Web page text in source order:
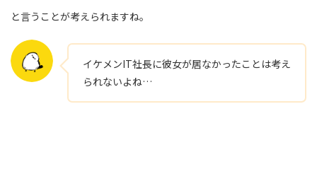
と言うことが考えられますね。
イケメンIT社長に彼女が居なかったことは考え
られないよね…